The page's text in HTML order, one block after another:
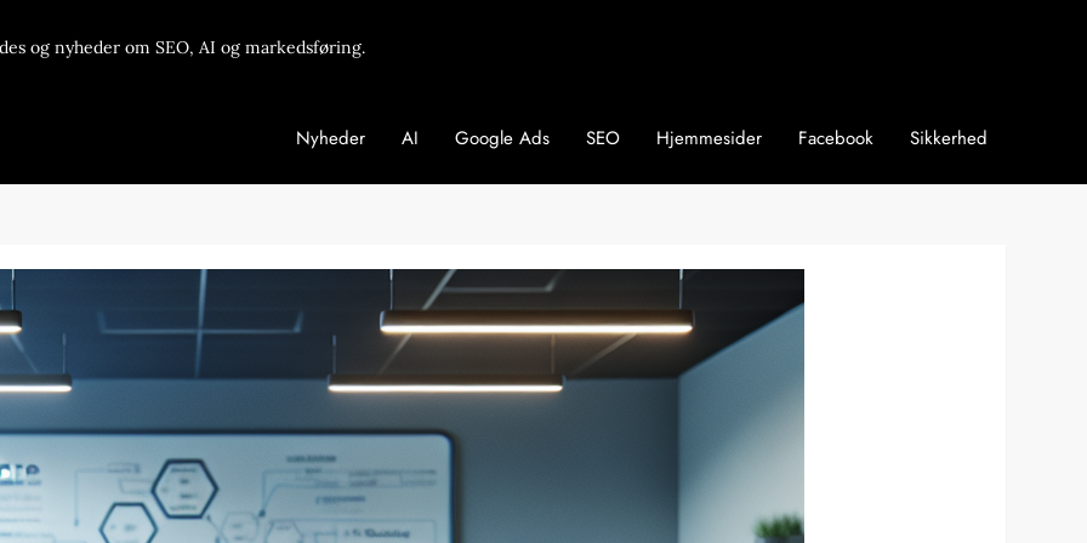
og nyheder om SEO, AI og markedsføring.
Nyheder AI Google Ads SEO Hjemmesider Facebook Sikkerhed